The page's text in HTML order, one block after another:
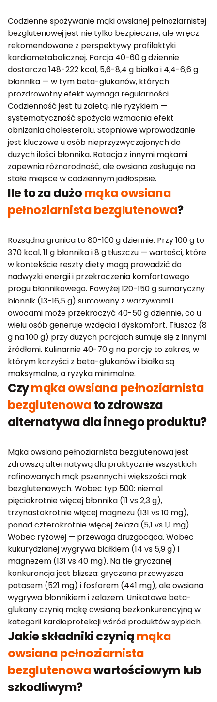
Codzienne spożywanie mąki owsianej pełnoziarnistej
bezglutenowej jest nie tylko bezpieczne, ale wręcz
rekomendowane z perspektywy profilaktyki
kardiometabolicznej. Porcja 40-60 g dziennie
dostarcza 148-222 kcal, 5,6-8,4 g białka i 4,4-6,6 g
błonnika — w tym beta-glukanów, których
prozdrowotny efekt wymaga regularności.
Codzienność jest tu zaletą, nie ryzykiem —
systematyczność spożycia wzmacnia efekt
obniżania cholesterolu. Stopniowe wprowadzanie
jest kluczowe u osób nieprzyzwyczajonych do
dużych ilości błonnika. Rotacja z innymi mąkami
zapewnia różnorodność, ale owsiana zasługuje na
stałe miejsce w codziennym jadłospisie.
Ile to za dużomąka owsiana
pełnoziarnista bezglutenowa?
Rozsądna granica to 80-100 g dziennie. Przy 100 g to
370 kcal, 11 g błonnika i 8 g tłuszczu — wartości, które
w kontekście reszty diety mogą prowadzić do
nadwyżki energii i przekroczenia komfortowego
progu błonnikowego. Powyżej 120-150 g sumaryczny
błonnik (13-16,5 g) sumowany z warzywami i
owocami może przekroczyć 40-50 g dziennie, co u
wielu osób generuje wzdęcia i dyskomfort. Tłuszcz (8
g na 100 g) przy dużych porcjach sumuje się z innymi
źródłami. Kulinarnie 40-70 g na porcję to zakres, w
którym korzyści z beta-glukanów i białka są
maksymalne, a ryzyka minimalne.
Czymąka owsiana pełnoziarnista
bezglutenowato zdrowsza
alternatywa dla innego produktu?
Mąka owsiana pełnoziarnista bezglutenowa jest
zdrowszą alternatywą dla praktycznie wszystkich
rafinowanych mąk pszennych i większości mąk
bezglutenowych. Wobec typ 500: niemal
pięciokrotnie więcej błonnika (11 vs 2,3 g),
trzynastokrotnie więcej magnezu (131 vs 10 mg),
ponad czterokrotnie więcej żelaza (5,1 vs 1,1 mg).
Wobec ryżowej — przewaga druzgocąca. Wobec
kukurydzianej wygrywa białkiem (14 vs 5,9 g) i
magnezem (131 vs 40 mg). Na tle gryczanej
konkurencja jest bliższa: gryczana przewyższa
potasem (521 mg) i fosforem (441 mg), ale owsiana
wygrywa błonnikiem i żelazem. Unikatowe beta-
glukany czynią mąkę owsianą bezkonkurencyjną w
kategorii kardioprotekcji wśród produktów sypkich.
Jakie składniki czyniąmąka
owsiana pełnoziarnista
bezglutenowawartościowym lub
szkodliwym?